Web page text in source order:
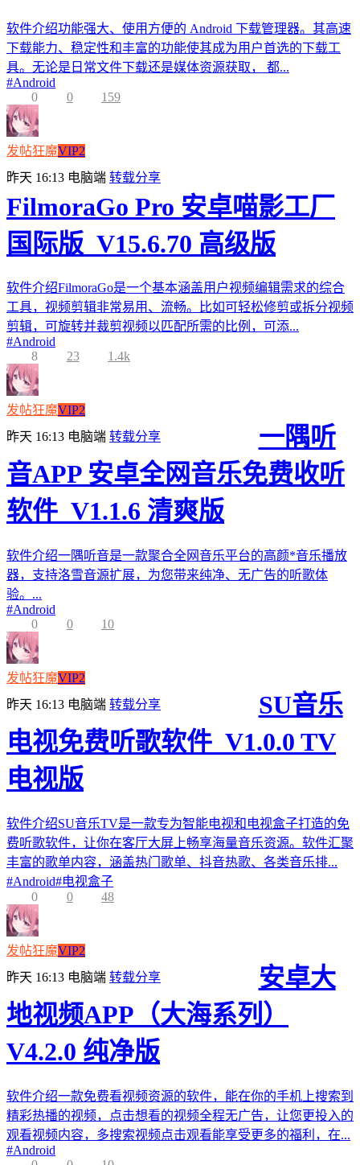
软件介绍功能强大、使用方便的 Android 下载管理器。其高速
下载能力、稳定性和丰富的功能使其成为用户首选的下载工
具。无论是日常文件下载还是媒体资源获取， 都...
#Android
0
0 159
发帖狂魔VIP2
昨天 16:13 电脑端 转载分享
FilmoraGo Pro 安卓喵影工厂
国际版_V15.6.70 高级版
软件介绍FilmoraGo是一个基本涵盖用户视频编辑需求的综合
工具，视频剪辑非常易用、流畅。比如可轻松修剪或拆分视频
剪辑，可旋转并裁剪视频以匹配所需的比例，可添...
#Android
8
23 1.4k
发帖狂魔VIP2
昨天 16:13 电脑端 转载分享
一隅听
音APP 安卓全网音乐免费收听
软件_V1.1.6 清爽版
软件介绍一隅听音是一款聚合全网音乐平台的高颜*音乐播放
器，支持洛雪音源扩展，为您带来纯净、无广告的听歌体
验。...
#Android
0
0 10
发帖狂魔VIP2
昨天 16:13 电脑端 转载分享
SU音乐
电视免费听歌软件_V1.0.0 TV
电视版
软件介绍SU音乐TV是一款专为智能电视和电视盒子打造的免
费听歌软件，让你在客厅大屏上畅享海量音乐资源。软件汇聚
丰富的歌单内容，涵盖热门歌单、抖音热歌、各类音乐排...
#Android#电视盒子
0
0 48
发帖狂魔VIP2
昨天 16:13 电脑端 转载分享
安卓大
地视频APP（大海系列）
V4.2.0 纯净版
软件介绍一款免费看视频资源的软件，能在你的手机上搜索到
精彩热播的视频，点击想看的视频全程无广告，让您更投入的
观看视频内容，多搜索视频点击观看能享受更多的福利，在...
#Android